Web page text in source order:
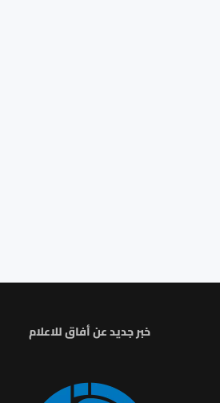
خبر جديد عن أفاق للاعلام